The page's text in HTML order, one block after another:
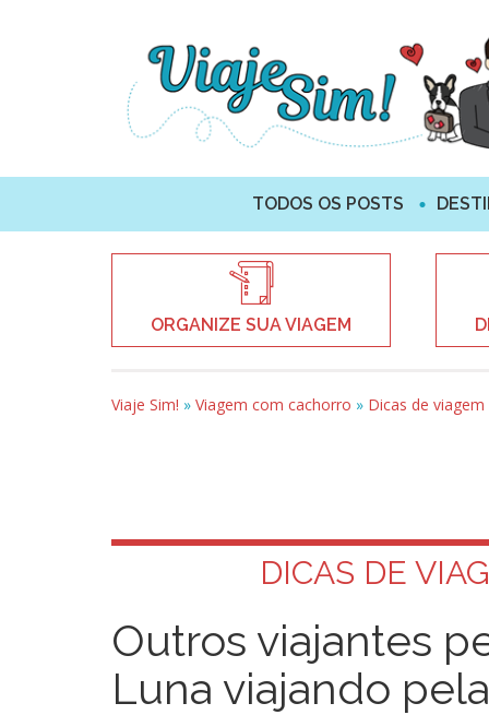
TODOS OS POSTS
ORGANIZE SUA VIAGEM
Viaje Sim! » Viagem com cachorro » Dicas de
DICAS DE
Outros viajantes
Luna viajando